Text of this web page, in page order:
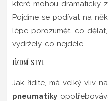
které mohou dramaticky
Pojďme se podívat na
lépe porozumět, co
vydržely co nejdéle.
JÍZDNÍ STYL
Jak řídíte, má velký vliv
pneumatiky